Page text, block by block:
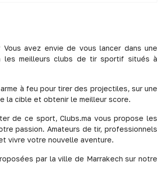
avez envie de vous lancer dans une
les meilleurs clubs de tir sportif situés à
à feu pour tirer des projectiles, sur une
la cible et obtenir le meilleur score.
de ce sport, Clubs.ma vous propose les
passion. Amateurs de tir, professionnels
vivre votre nouvelle aventure.
par la ville de Marrakech sur notre